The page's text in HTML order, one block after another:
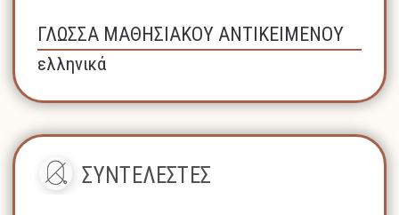
ΓΛΩΣΣΑ ΜΑΘΗΣΙΑΚΟΥ ΑΝΤΙΚΕΙΜΕΝΟΥ
ελληνικά
ΣΥΝΤΕΛΕΣΤΕΣ